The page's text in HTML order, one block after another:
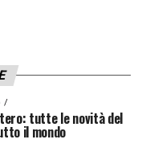
tutte le novità del
il mondo